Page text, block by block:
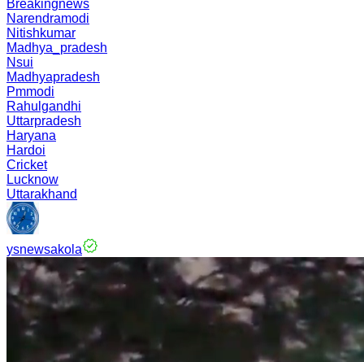
Breakingnews
Narendramodi
Nitishkumar
Madhya_pradesh
Nsui
Madhyapradesh
Pmmodi
Rahulgandhi
Uttarpradesh
Haryana
Hardoi
Cricket
Lucknow
Uttarakhand
ysnewsakola